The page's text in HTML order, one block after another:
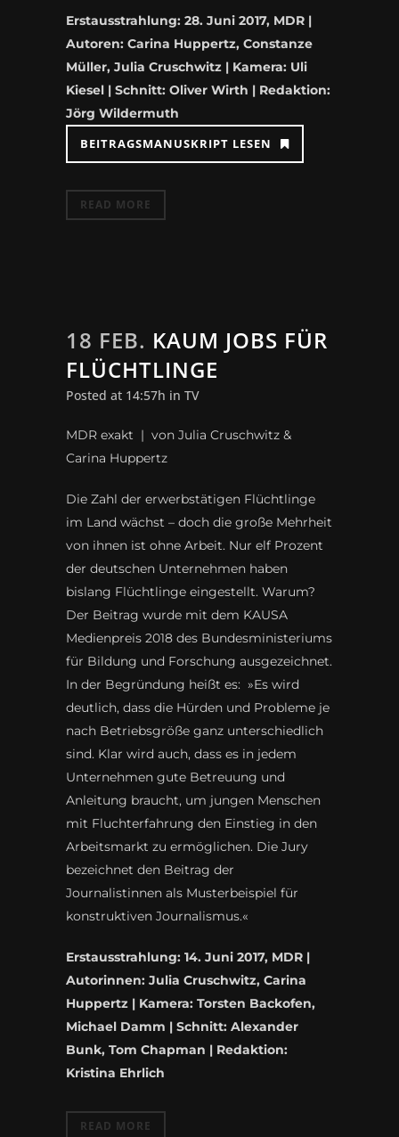
Erstausstrahlung: 28. Juni 2017, MDR |
Autoren: Carina Huppertz, Constanze
Müller, Julia Cruschwitz | Kamera: Uli
Kiesel | Schnitt: Oliver Wirth | Redaktion:
Jörg Wildermuth
BEITRAGSMANUSKRIPT LESEN
READ MORE
18 FEB. KAUM JOBS FÜR
FLÜCHTLINGE
Posted at 14:57h in TV
MDR exakt | von Julia Cruschwitz &
Carina Huppertz
Die Zahl der erwerbstätigen Flüchtlinge
im Land wächst – doch die große Mehrheit
von ihnen ist ohne Arbeit. Nur elf Prozent
der deutschen Unternehmen haben
bislang Flüchtlinge eingestellt. Warum?
Der Beitrag wurde mit dem KAUSA
Medienpreis 2018 des Bundesministeriums
für Bildung und Forschung ausgezeichnet.
In der Begründung heißt es: »Es wird
deutlich, dass die Hürden und Probleme je
nach Betriebsgröße ganz unterschiedlich
sind. Klar wird auch, dass es in jedem
Unternehmen gute Betreuung und
Anleitung braucht, um jungen Menschen
mit Fluchterfahrung den Einstieg in den
Arbeitsmarkt zu ermöglichen. Die Jury
bezeichnet den Beitrag der
Journalistinnen als Musterbeispiel für
konstruktiven Journalismus.«
Erstausstrahlung: 14. Juni 2017, MDR |
Autorinnen: Julia Cruschwitz, Carina
Huppertz | Kamera: Torsten Backofen,
Michael Damm | Schnitt: Alexander
Bunk, Tom Chapman | Redaktion:
Kristina Ehrlich
READ MORE